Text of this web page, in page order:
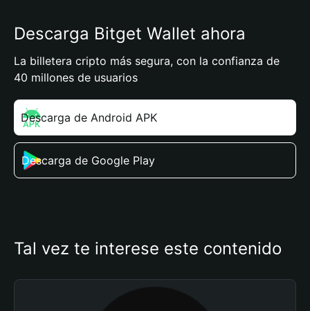
Descarga Bitget Wallet ahora
La billetera cripto más segura, con la confianza de
40 millones de usuarios
Descarga de Android APK
Descarga de Google Play
Tal vez te interese este contenido